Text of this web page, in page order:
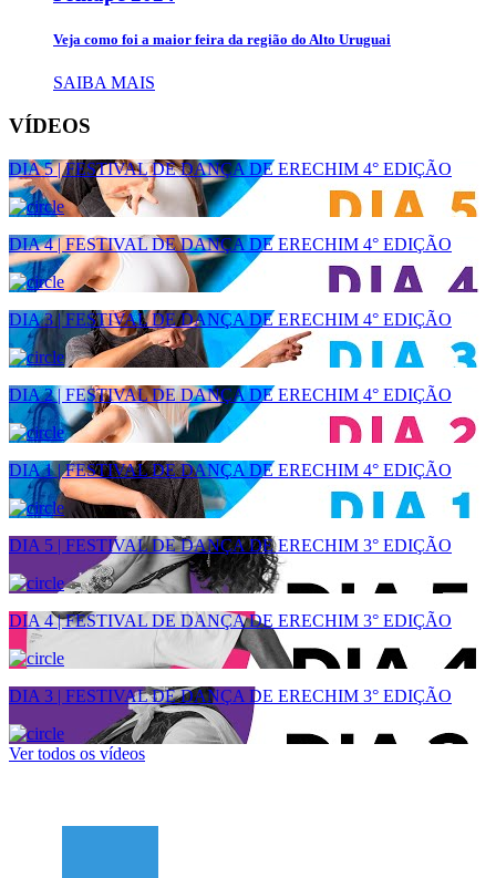
Veja como foi a maior feira da região do Alto Uruguai
SAIBA MAIS
VÍDEOS
DIA 5 | FESTIVAL DE DANÇA DE ERECHIM 4° EDIÇÃO
DIA 4 | FESTIVAL DE DANÇA DE ERECHIM 4° EDIÇÃO
DIA 3 | FESTIVAL DE DANÇA DE ERECHIM 4° EDIÇÃO
DIA 2 | FESTIVAL DE DANÇA DE ERECHIM 4° EDIÇÃO
DIA 1 | FESTIVAL DE DANÇA DE ERECHIM 4° EDIÇÃO
DIA 5 | FESTIVAL DE DANÇA DE ERECHIM 3° EDIÇÃO
DIA 4 | FESTIVAL DE DANÇA DE ERECHIM 3° EDIÇÃO
DIA 3 | FESTIVAL DE DANÇA DE ERECHIM 3° EDIÇÃO
Ver todos os vídeos